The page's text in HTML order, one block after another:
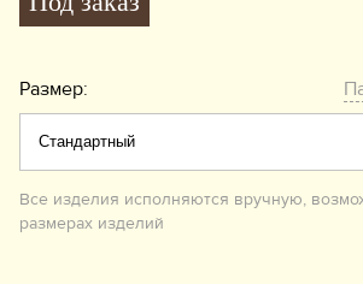
Размер:
Все изделия исполняются вручную,
размерах изделий